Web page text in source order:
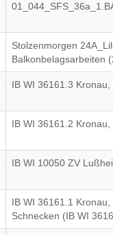
Stolzenmorgen
Balkonbelagsarbeiten
IB WI 36161.3
IB WI 36161.2
IB WI 10050 ZV
IB WI 36161.1
Schnecken (IB WI